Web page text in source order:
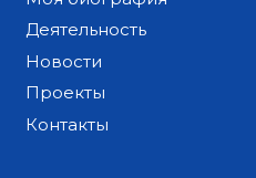
Деятельность
Новости
Проекты
Контакты